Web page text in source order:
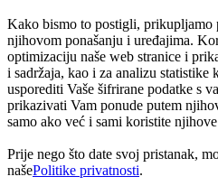
Kako bismo to postigli, prikupljamo
njihovom ponašanju i uređajima.
optimizaciju naše web stranice i
i sadržaja, kao i za analizu statistike
usporediti Vaše šifrirane podatke s
prikazivati Vam ponude putem
samo ako već i sami koristite
Prije nego što date svoj pristanak,
našePolitike privatnosti.